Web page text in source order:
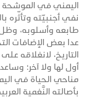
اليمني في الموشحة
نفي أجنبيّته وتأثّره
طابعه وأسلوبه،
عدا بعض الإضافات
التاريخ، لانغلاقه
أول لها ولا آخر؛
مناحي الحياة في
بأصالته النَّغمية